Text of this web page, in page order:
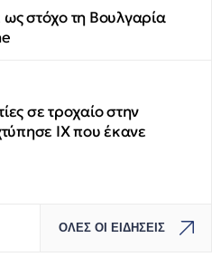
ως στόχο τη Βουλγαρία
σε τροχαίο στην
ΙΧ που έκανε
ΟΛΕΣ ΟΙ ΕΙΔΗΣΕΙΣ